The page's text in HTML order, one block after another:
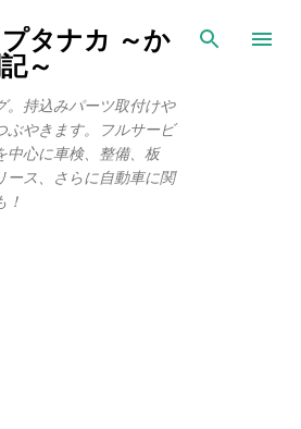
メイン コンテンツに移動
タナカ ～か
～
。持込みパーツ取付けや
ぶやきます。フルサービ
中心に車検、整備、板
ース、さらに自動車に関
！